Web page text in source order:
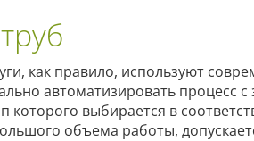
как правило, используют
автоматизировать процесс с
которого выбирается в
объема работы,